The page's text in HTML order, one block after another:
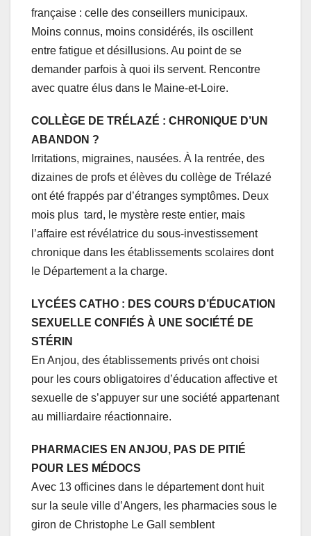
française : celle des conseillers municipaux.
Moins connus, moins considérés, ils oscillent
entre fatigue et désillusions. Au point de se
demander parfois à quoi ils servent. Rencontre
avec quatre élus dans le Maine-et-Loire.
COLLÈGE DE TRÉLAZÉ : CHRONIQUE D’UN
ABANDON ?
Irritations, migraines, nausées. À la rentrée, des
dizaines de profs et élèves du collège de Trélazé
ont été frappés par d’étranges symptômes. Deux
mois plus tard, le mystère reste entier, mais
l’affaire est révélatrice du sous-investissement
chronique dans les établissements scolaires dont
le Département a la charge.
LYCÉES CATHO : DES COURS D’ÉDUCATION
SEXUELLE CONFIÉS À UNE SOCIÉTÉ DE
STÉRIN
En Anjou, des établissements privés ont choisi
pour les cours obligatoires d’éducation affective et
sexuelle de s’appuyer sur une société appartenant
au milliardaire réactionnaire.
PHARMACIES EN ANJOU, PAS DE PITIÉ
POUR LES MÉDOCS
Avec 13 officines dans le département dont huit
sur la seule ville d’Angers, les pharmacies sous le
giron de Christophe Le Gall semblent